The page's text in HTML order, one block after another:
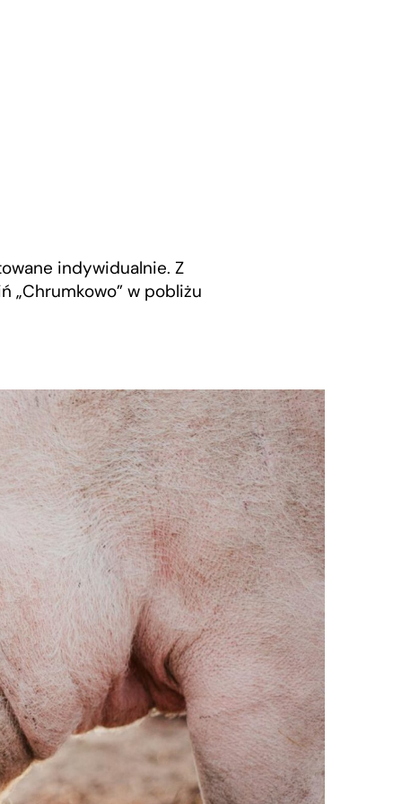
indywidualnie. Z
„Chrumkowo” w pobliżu